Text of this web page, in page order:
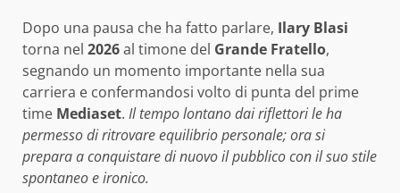
Dopo una pausa che ha fatto parlare, Ilary Blasi
torna nel 2026al timone del Grande Fratello,
segnando un momento importante nella sua
carriera e confermandosi volto di punta del prime
time Mediaset. Il tempo lontano dai riflettori le ha
permesso di ritrovare equilibrio personale; ora si
prepara a conquistare di nuovo il pubblico con il suo stile
spontaneo e ironico.